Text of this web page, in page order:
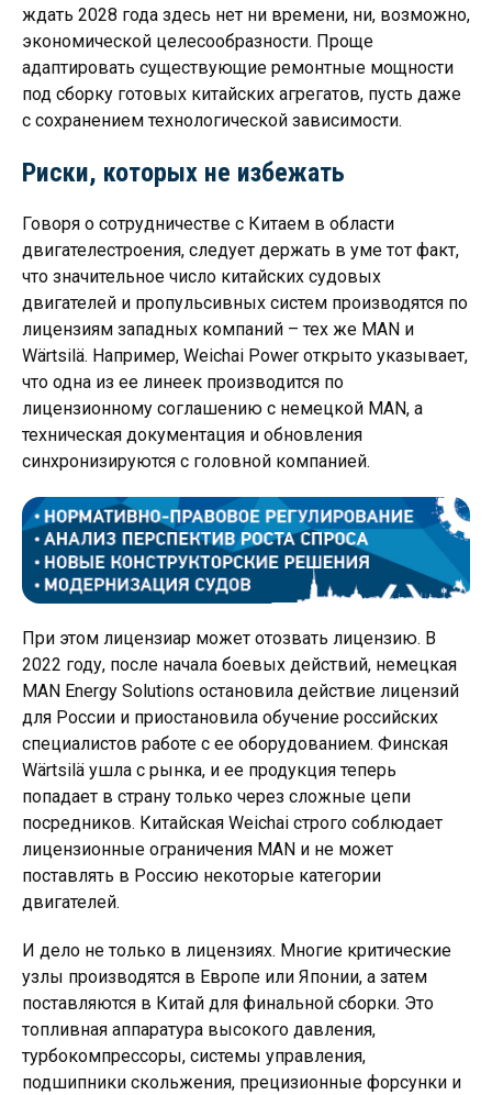
ждать 2028 года здесь нет ни времени, ни, возможно,
экономической целесообразности. Проще
адаптировать существующие ремонтные мощности
под сборку готовых китайских агрегатов, пусть даже
с сохранением технологической зависимости.
Риски, которых не избежать
Говоря о сотрудничестве с Китаем в области
двигателестроения, следует держать в уме тот факт,
что значительное число китайских судовых
двигателей и пропульсивных систем производятся по
лицензиям западных компаний – тех же MAN и
Wärtsilä. Например, Weichai Power открыто указывает,
что одна из ее линеек производится по
лицензионному соглашению с немецкой MAN, а
техническая документация и обновления
синхронизируются с головной компанией.
При этом лицензиар может отозвать лицензию. В
2022 году, после начала боевых действий, немецкая
MAN Energy Solutions остановила действие лицензий
для России и приостановила обучение российских
специалистов работе с ее оборудованием. Финская
Wärtsilä ушла с рынка, и ее продукция теперь
попадает в страну только через сложные цепи
посредников. Китайская Weichai строго соблюдает
лицензионные ограничения MAN и не может
поставлять в Россию некоторые категории
двигателей.
И дело не только в лицензиях. Многие критические
узлы производятся в Европе или Японии, а затем
поставляются в Китай для финальной сборки. Это
топливная аппаратура высокого давления,
турбокомпрессоры, системы управления,
подшипники скольжения, прецизионные форсунки и